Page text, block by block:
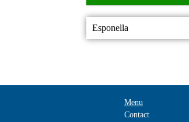
Esponella
Menu
Contact